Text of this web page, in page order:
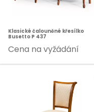
Klasické čalouněné křesílko
Busetto P 437
Cena na vyžádání